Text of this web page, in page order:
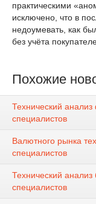
практическими
исключено, что в
недоумевать, как
без учёта
Похожие
Технический
специалистов
Валютного рынка
специалистов
Технический
специалистов